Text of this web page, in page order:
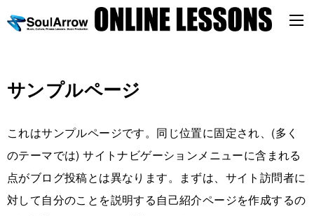
サンプルページ
これはサンプルページです。同じ位置に固定され、(多く
のテーマでは) サイトナビゲーションメニューに含まれる
点がブログ投稿とは異なります。まずは、サイト訪問者に
対して自分のことを説明する自己紹介ページを作成するの